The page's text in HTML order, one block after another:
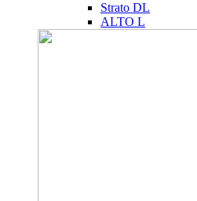
Strato DL
ALTO L